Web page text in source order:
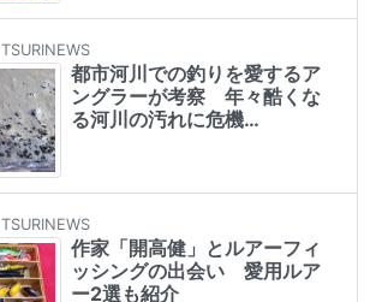
TSURINEWS
都市河川での釣りを愛するア
ングラーが考察 年々酷くな
る河川の汚れに危機…
TSURINEWS
作家「開高健」とルアーフィ
ッシングの出会い 愛用ルア
ー2選も紹介